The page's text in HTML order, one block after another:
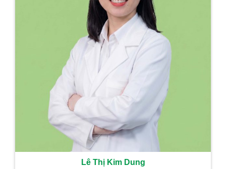
Lê Thị Kim Dung